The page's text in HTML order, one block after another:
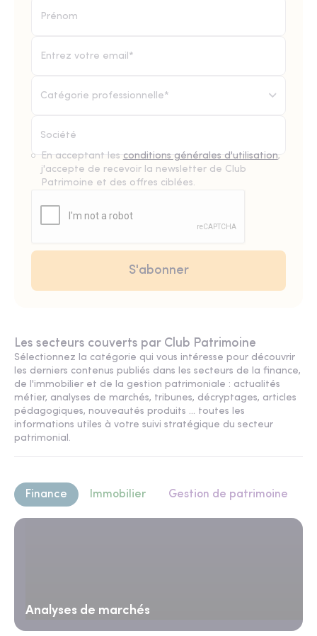
Catégorie professionnelle*
En acceptant les conditions générales d'utilisation,
j'accepte de recevoir la newsletter de Club
Patrimoine et des offres ciblées.
Les secteurs couverts par Club Patrimoine
Sélectionnez la catégorie qui vous intéresse pour découvrir
les derniers contenus publiés dans les secteurs de la finance,
de l'immobilier et de la gestion patrimoniale : actualités
métier, analyses de marchés, tribunes, décryptages, articles
pédagogiques, nouveautés produits ... toutes les
informations utiles à votre suivi stratégique du secteur
patrimonial.
Finance Immobilier Gestion de patrimoine
Analyses de marchés